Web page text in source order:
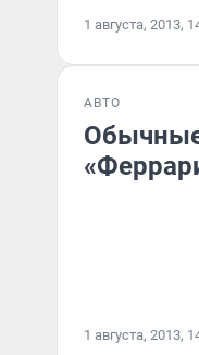
1 августа, 2013,
АВТО
1 августа, 2013,